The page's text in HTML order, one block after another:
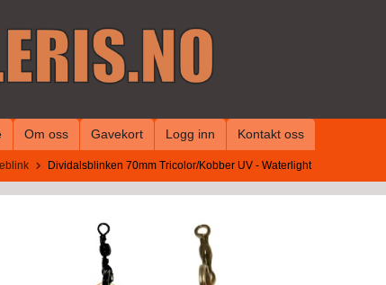
Om oss Gavekort Logg inn Kontakt oss
Dividalsblinken 70mm Tricolor/Kobber UV - Waterlight